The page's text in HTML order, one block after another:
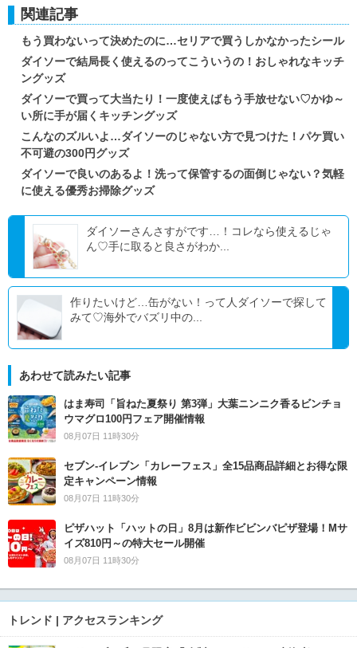
関連記事
もう買わないって決めたのに…セリアで買うしかなかったシール
ダイソーで結局長く使えるのってこういうの！おしゃれなキッチ
ングッズ
ダイソーで買って大当たり！一度使えばもう手放せない♡かゆ～
い所に手が届くキッチングッズ
こんなのズルいよ…ダイソーのじゃない方で見つけた！パケ買い
不可避の300円グッズ
ダイソーで良いのあるよ！洗って保管するの面倒じゃない？気軽
に使える優秀お掃除グッズ
ダイソーさんさすがです…！コレなら使えるじゃ
ん♡手に取ると良さがわか...
作りたいけど…缶がない！って人ダイソーで探して
みて♡海外でバズリ中の...
あわせて読みたい記事
はま寿司「旨ねた夏祭り 第3弾」大葉ニンニク香るビンチョ
ウマグロ100円フェア開催情報
08月07日 11時30分
セブン‐イレブン「カレーフェス」全15品商品詳細とお得な限
定キャンペーン情報
08月07日 11時30分
ピザハット「ハットの日」8月は新作ビビンバピザ登場！Mサ
イズ810円～の特大セール開催
08月07日 11時30分
トレンド | アクセスランキング